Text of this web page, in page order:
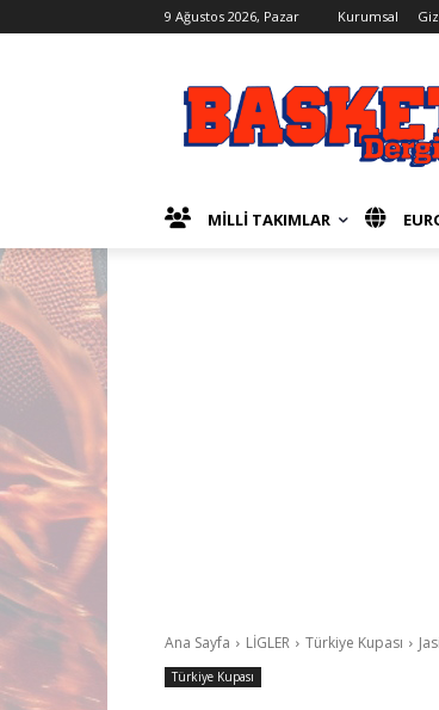
9 Ağustos 2026, Pazar Kurumsal
MİLLİ TAKIMLAR
Ana Sayfa LİGLER Türkiye Kupası
Türkiye Kupası